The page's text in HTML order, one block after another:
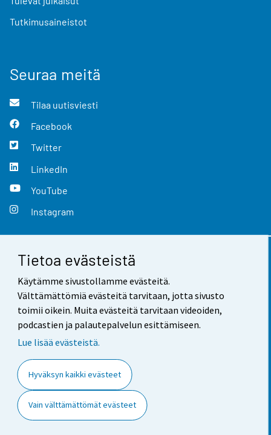
Tietoa evästeistä
Käytämme sivustollamme evästeitä.
Välttämättömiä evästeitä tarvitaan, jotta sivusto
toimii oikein. Muita evästeitä tarvitaan videoiden,
podcastien ja palautepalvelun esittämiseen.
Lue lisää evästeistä.
Hyväksyn kaikki evästeet
Vain välttämättömät evästeet
Tutkimusaineistot
Seuraa meitä
Tilaa uutisviesti
Facebook
Twitter
LinkedIn
YouTube
Instagram
Yhteystiedot
Palaute
Käyttöehdot
Saavutettavuus
Tietoa sivustosta
Evästeasetukset